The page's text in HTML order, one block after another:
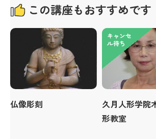
この講座もおすすめです
仏像彫刻
キャンセ
ル待ち
久月人形学院
形教室